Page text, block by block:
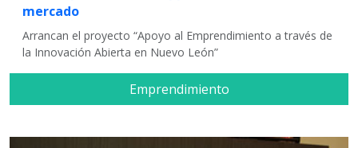
mercado
Arrancan el proyecto “Apoyo al Emprendimiento a través de
la Innovación Abierta en Nuevo León”
Emprendimiento